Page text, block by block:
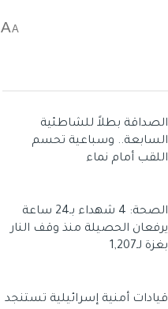
A
A
الصداقة بطلاً للشاطئية
السابعة.. وسباعية تحسم
اللقب أمام نماء
الصحة: 4 شهداء بـ24 ساعة
يرفعان الحصيلة منذ وقف النار
بغزة لـ1,207
قيادات أمنية إسرائيلية تستنجد